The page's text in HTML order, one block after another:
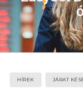
HÍREK JÁRAT